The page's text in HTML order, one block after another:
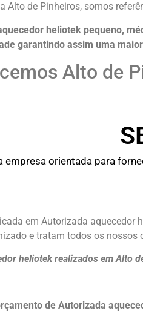
Alto de Pinheiros, somos
heliotek pequeno,
garantindo assim uma
Alto de
empresa orientada para
em Autorizada
e tratam todos os
heliotek realizados em Alto
de Autorizada